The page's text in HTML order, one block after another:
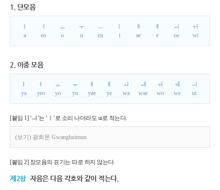
1. 단모음
ㅏ
a
ㅓ
eo
ㅗ
o
ㅜ
u
ㅡ
eu
i
ㅐ
ae
ㅔ
e
ㅚ
oe
ㅟ
wi
2. 이중 모음
ㅑ
ya
ㅕ
yeo
ㅛ
yo
ㅠ
yu
ㅒ
yae
ㅖ
ye
ㅘ
wa
ㅙ
wae
ㅝ
wo
ㅞ
we
ㅢ
ui
[붙임 1] ‘ㅢ’는 ‘ㅣ’로 소리 나더라도 ui로 적는다.
(보기) 광희문 Gwanghuimun
[붙임 2] 장모음의 표기는 따로 하지 않는다.
제2항 자음은 다음 각호와 같이 적는다.